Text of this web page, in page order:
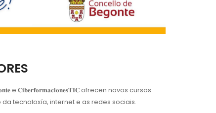
e 𝐂𝐢𝐛𝐞𝐫𝐟𝐨𝐫𝐦𝐚𝐜𝐢𝐨𝐧𝐞𝐬𝐓𝐈𝐂 ofrecen novos cursos
tecnoloxía, internet e as redes sociais.